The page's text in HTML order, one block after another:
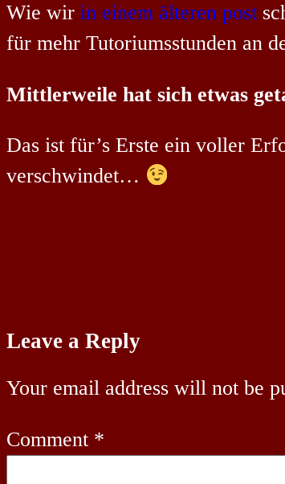
Wie wir in einem älteren post
für mehr Tutoriumsstunden an
Mittlerweile hat sich etwas
Das ist für’s Erste ein voller
verschwindet…
Leave a Reply
Your email address will not be
Comment *